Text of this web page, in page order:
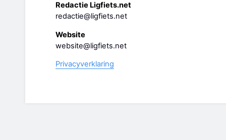
Redactie Ligfiets.net
redactie@ligfiets.net
Website
website@ligfiets.net
Privacyverklaring